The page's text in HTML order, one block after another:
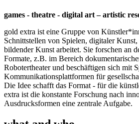
games - theatre - digital art – artistic
gold extra ist eine Gruppe von
Schnittstellen von Spielen, digitaler
bildender Kunst arbeitet. Sie forschen an
Formate, z.B. im Bereich
Robotertheater und beschäftigen sich mit
Kommunikationsplattformen für
Die Idee schafft das Format - für die
extra ist die konstante Forschung nach
Ausdrucksformen eine zentrale Aufgabe.